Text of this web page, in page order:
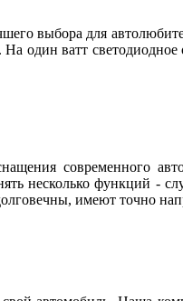
выбора для
один ватт
современного
несколько функций -
имеют точно